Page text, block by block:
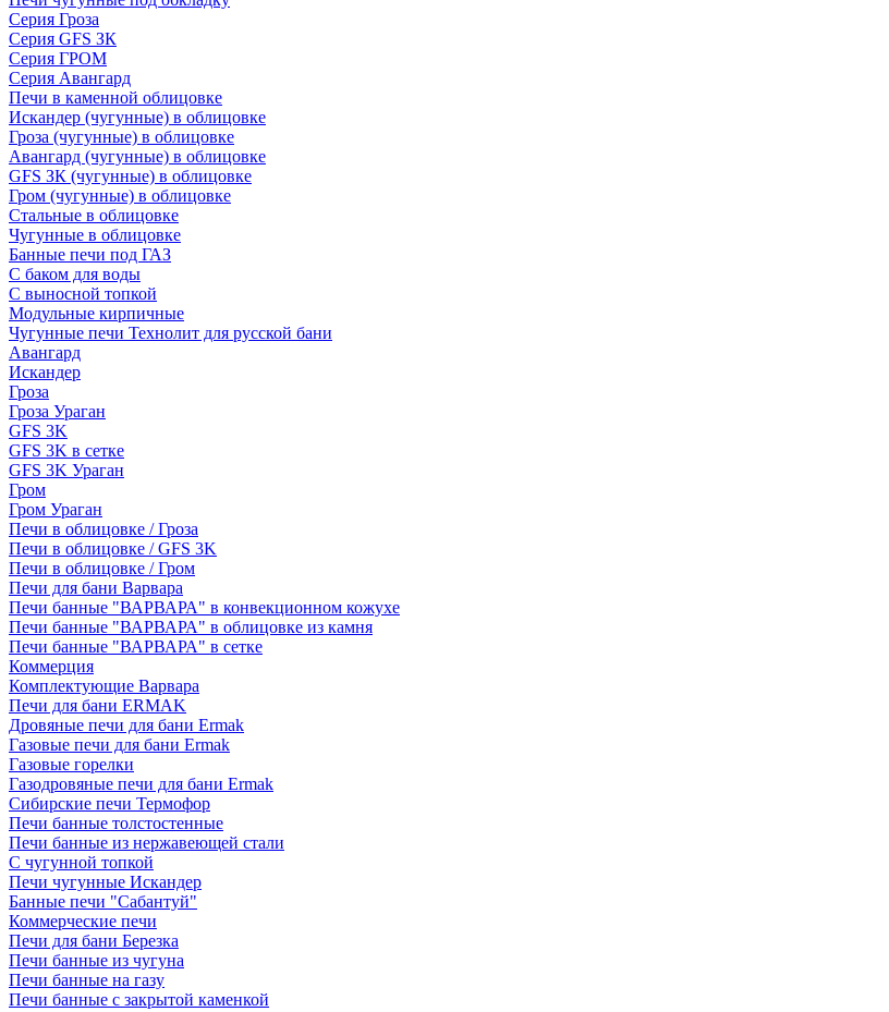
Серия Гроза
Серия GFS ЗК
Серия ГРОМ
Серия Авангард
Печи в каменной облицовке
Искандер (чугунные) в облицовке
Гроза (чугунные) в облицовке
Авангард (чугунные) в облицовке
GFS ЗК (чугунные) в облицовке
Гром (чугунные) в облицовке
Стальные в облицовке
Чугунные в облицовке
Банные печи под ГАЗ
С баком для воды
С выносной топкой
Модульные кирпичные
Чугунные печи Технолит для русской бани
Авангард
Искандер
Гроза
Гроза Ураган
GFS 3K
GFS 3K в сетке
GFS 3K Ураган
Гром
Гром Ураган
Печи в облицовке / Гроза
Печи в облицовке / GFS 3K
Печи в облицовке / Гром
Печи для бани Варвара
Печи банные "ВАРВАРА" в конвекционном кожухе
Печи банные "ВАРВАРА" в облицовке из камня
Печи банные "ВАРВАРА" в сетке
Коммерция
Комплектующие Варвара
Печи для бани ERMAK
Дровяные печи для бани Ermak
Газовые печи для бани Ermak
Газовые горелки
Газодровяные печи для бани Ermak
Сибирские печи Термофор
Печи банные толстостенные
Печи банные из нержавеющей стали
С чугунной топкой
Печи чугунные Искандер
Банные печи "Сабантуй"
Коммерческие печи
Печи для бани Березка
Печи банные из чугуна
Печи банные на газу
Печи банные с закрытой каменкой